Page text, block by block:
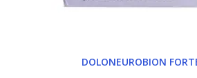
DOLONEUROBION